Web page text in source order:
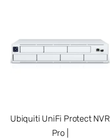
Ubiquiti UniFi Protect NVR
Pro |